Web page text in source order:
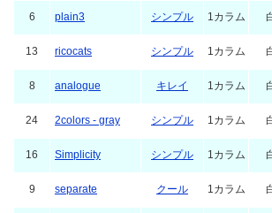
アクア シンプル 1カラム
ユーザー シンプル 1カラム
plain3 シンプル 1カラム
ricocats シンプル 1カラム
analogue キレイ 1カラム
2colors - gray シンプル 1カラム